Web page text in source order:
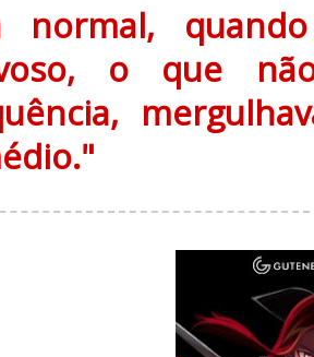
normal,
o que